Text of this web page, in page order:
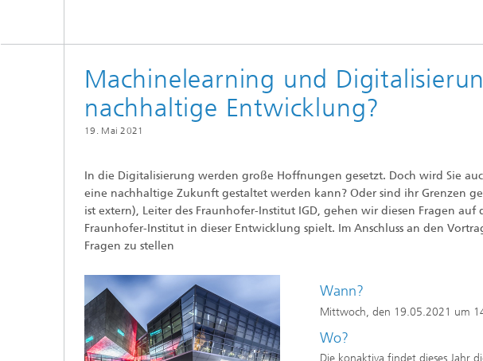
Machinelearning und
nachhaltige Entwicklung?
19. Mai 2021
In die Digitalisierung werden große Hoffnungen gesetzt. Doch wird Sie
eine nachhaltige Zukunft gestaltet werden kann? Oder sind ihr Grenzen
ist extern), Leiter des Fraunhofer-Institut IGD, gehen wir diesen Fragen
Fraunhofer-Institut in dieser Entwicklung spielt. Im Anschluss an den
Fragen zu stellen
Wann?
Mittwoch, den 19.05.2021 um
Wo?
Die konaktiva findet dieses Jahr